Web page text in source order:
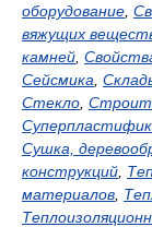
оборудование
вяжущих
камней
Сейсмика
Стекло
Сушка,
конструкций
материалов